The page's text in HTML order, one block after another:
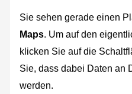
Sie sehen gerade einen
Maps. Um auf den
klicken Sie auf die
Sie, dass dabei Daten an
werden.